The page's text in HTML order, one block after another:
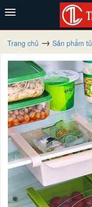
Trang chủ Sản phẩm tủ